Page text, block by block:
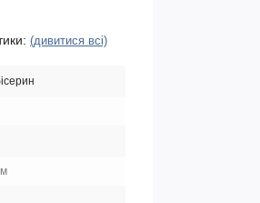
(дивитися всі)